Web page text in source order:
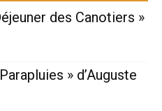
des Canotiers »
» d’Auguste